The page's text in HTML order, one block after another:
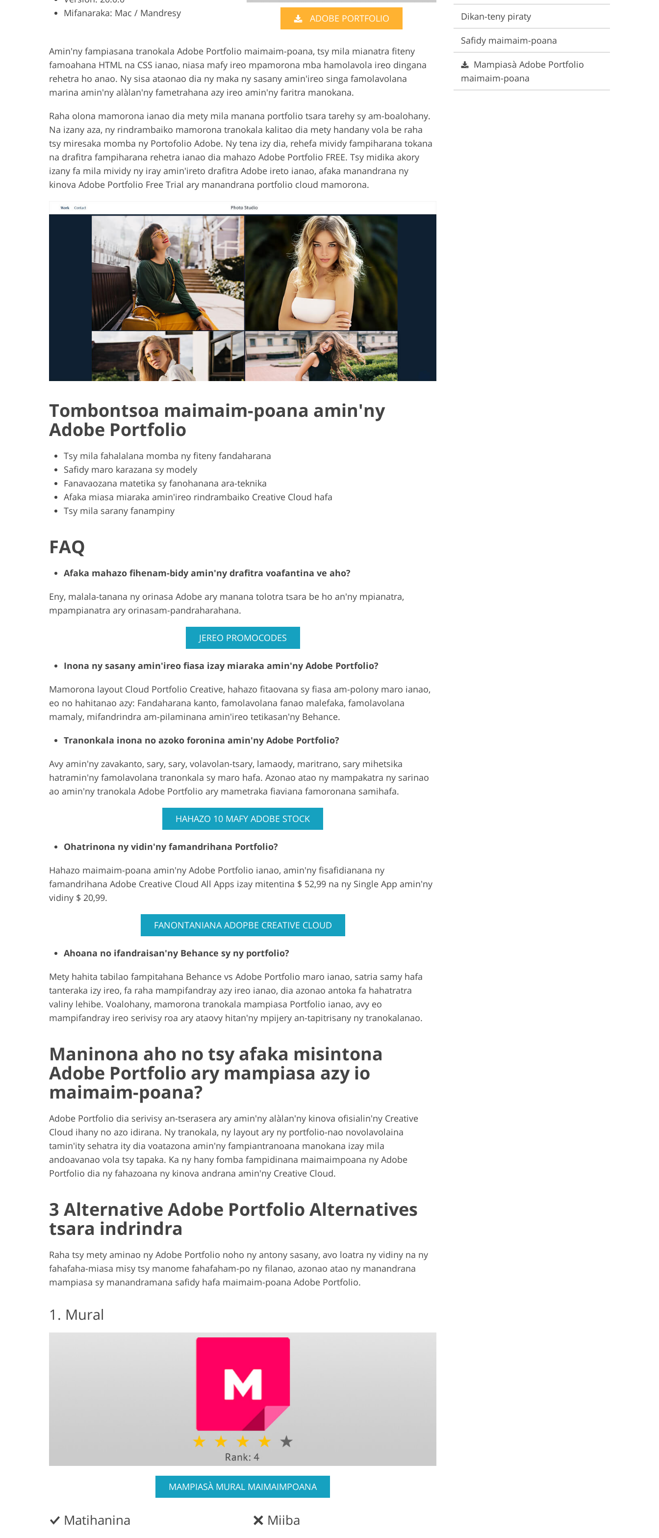
Product Photo Editing AI Training Data
Mifanaraka: Mac / Mandresy
ADOBE PORTFOLIO
Amin'ny fampiasana tranokala Adobe Portfolio maimaim-poana, tsy mila mianatra fiteny
famoahana HTML na CSS ianao, niasa mafy ireo mpamorona mba hamolavola ireo dingana
rehetra ho anao. Ny sisa ataonao dia ny maka ny sasany amin'ireo singa famolavolana
marina amin'ny alàlan'ny fametrahana azy ireo amin'ny faritra manokana.
Raha olona mamorona ianao dia mety mila manana portfolio tsara tarehy sy am-boalohany.
Na izany aza, ny rindrambaiko mamorona tranokala kalitao dia mety handany vola be raha
tsy miresaka momba ny Portofolio Adobe. Ny tena izy dia, rehefa mividy fampiharana tokana
na drafitra fampiharana rehetra ianao dia mahazo Adobe Portfolio FREE. Tsy midika akory
izany fa mila mividy ny iray amin'ireto drafitra Adobe ireto ianao, afaka manandrana ny
kinova Adobe Portfolio Free Trial ary manandrana portfolio cloud mamorona.
Tombontsoa maimaim-poana amin'ny
Adobe Portfolio
Tsy mila fahalalana momba ny fiteny fandaharana
Safidy maro karazana sy modely
Fanavaozana matetika sy fanohanana ara-teknika
Afaka miasa miaraka amin'ireo rindrambaiko Creative Cloud hafa
Tsy mila sarany fanampiny
FAQ
Afaka mahazo fihenam-bidy amin'ny drafitra voafantina ve aho?
Eny, malala-tanana ny orinasa Adobe ary manana tolotra tsara be ho an'ny mpianatra,
mpampianatra ary orinasam-pandraharahana.
JEREO PROMOCODES
Inona ny sasany amin'ireo fiasa izay miaraka amin'ny Adobe Portfolio?
Mamorona layout Cloud Portfolio Creative, hahazo fitaovana sy fiasa am-polony maro ianao,
eo no hahitanao azy: Fandaharana kanto, famolavolana fanao malefaka, famolavolana
mamaly, mifandrindra am-pilaminana amin'ireo tetikasan'ny Behance.
Tranonkala inona no azoko foronina amin'ny Adobe Portfolio?
Avy amin'ny zavakanto, sary, sary, volavolan-tsary, lamaody, maritrano, sary mihetsika
hatramin'ny famolavolana tranonkala sy maro hafa. Azonao atao ny mampakatra ny sarinao
ao amin'ny tranokala Adobe Portfolio ary mametraka fiaviana famoronana samihafa.
HAHAZO 10 MAFY ADOBE STOCK
Ohatrinona ny vidin'ny famandrihana Portfolio?
Hahazo maimaim-poana amin'ny Adobe Portfolio ianao, amin'ny fisafidianana ny
famandrihana Adobe Creative Cloud All Apps izay mitentina $ 52,99 na ny Single App amin'ny
vidiny $ 20,99.
FANONTANIANA ADOPBE CREATIVE CLOUD
Ahoana no ifandraisan'ny Behance sy ny portfolio?
Mety hahita tabilao fampitahana Behance vs Adobe Portfolio maro ianao, satria samy hafa
tanteraka izy ireo, fa raha mampifandray azy ireo ianao, dia azonao antoka fa hahatratra
valiny lehibe. Voalohany, mamorona tranokala mampiasa Portfolio ianao, avy eo
mampifandray ireo serivisy roa ary ataovy hitan'ny mpijery an-tapitrisany ny tranokalanao.
Maninona aho no tsy afaka misintona
Adobe Portfolio ary mampiasa azy io
maimaim-poana?
Adobe Portfolio dia serivisy an-tserasera ary amin'ny alàlan'ny kinova ofisialin'ny Creative
Cloud ihany no azo idirana. Ny tranokala, ny layout ary ny portfolio-nao novolavolaina
tamin'ity sehatra ity dia voatazona amin'ny fampiantranoana manokana izay mila
andoavanao vola tsy tapaka. Ka ny hany fomba fampidinana maimaimpoana ny Adobe
Portfolio dia ny fahazoana ny kinova andrana amin'ny Creative Cloud.
3 Alternative Adobe Portfolio Alternatives
tsara indrindra
Raha tsy mety aminao ny Adobe Portfolio noho ny antony sasany, avo loatra ny vidiny na ny
fahafaha-miasa misy tsy manome fahafaham-po ny filanao, azonao atao ny manandrana
mampiasa sy manandramana safidy hafa maimaim-poana Adobe Portfolio.
1. Mural
MAMPIASÀ MURAL MAIMAIMPOANA
Matihanina Miiba
Dikan-teny piraty
Safidy maimaim-poana
Mampiasà Adobe Portfolio
maimaim-poana